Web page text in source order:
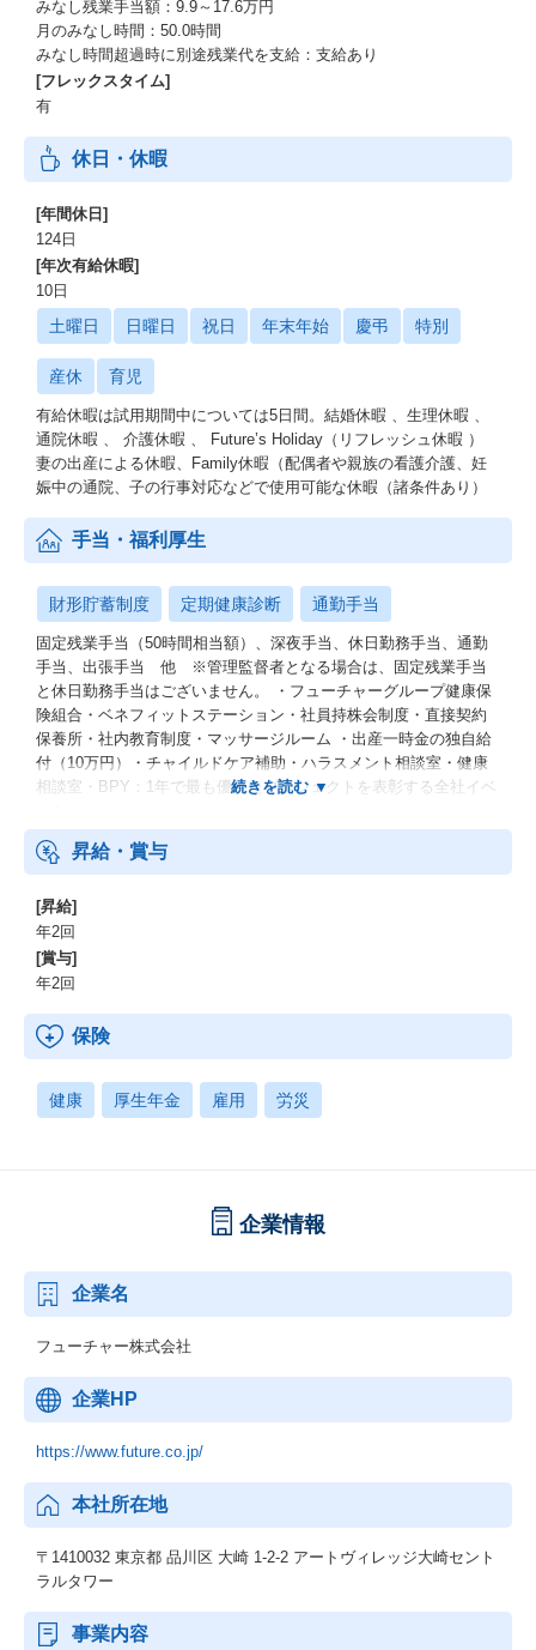
みなし残業手当額：9.9～17.6万円
月のみなし時間：50.0時間
みなし時間超過時に別途残業代を支給：支給あり
[フレックスタイム]
有
休日・休暇
[年間休日]
124日
[年次有給休暇]
10日
土曜日 日曜日 祝日 年末年始 慶弔 特別
産休 育児
有給休暇は試用期間中については5日間。結婚休暇 、生理休暇 、
通院休暇 、 介護休暇 、 Future’s Holiday（リフレッシュ休暇 ）
妻の出産による休暇、Family休暇（配偶者や親族の看護介護、妊
娠中の通院、子の行事対応などで使用可能な休暇（諸条件あり）
手当・福利厚生
財形貯蓄制度 定期健康診断 通勤手当
固定残業手当（50時間相当額）、深夜手当、休日勤務手当、通勤
手当、出張手当 他 ※管理監督者となる場合は、固定残業手当
と休日勤務手当はございません。 ・フューチャーグループ健康保
険組合・ベネフィットステーション・社員持株会制度・直接契約
保養所・社内教育制度・マッサージルーム ・出産一時金の独自給
付（10万円）・チャイルドケア補助・ハラスメント相談室・健康
相談室・BPY：1年で最も優れたプロジェクトを表彰する全社イベ
昇給・賞与
[昇給]
年2回
[賞与]
年2回
保険
健康 厚生年金 雇用 労災
企業情報
企業名
フューチャー株式会社
企業HP
https://www.future.co.jp/
本社所在地
〒1410032 東京都 品川区 大崎 1-2-2 アートヴィレッジ大崎セント
ラルタワー
事業内容